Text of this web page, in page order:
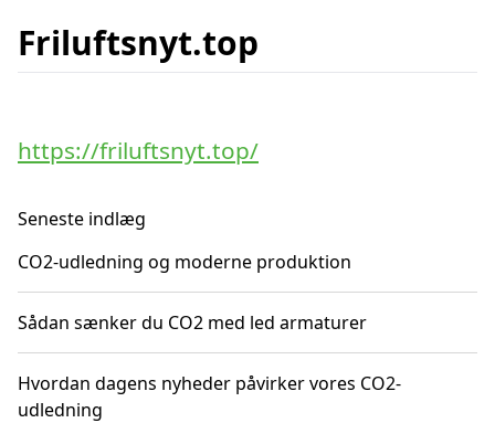
Friluftsnyt.top
https://friluftsnyt.top/
Seneste indlæg
CO2-udledning og moderne produktion
Sådan sænker du CO2 med led armaturer
Hvordan dagens nyheder påvirker vores CO2-
udledning